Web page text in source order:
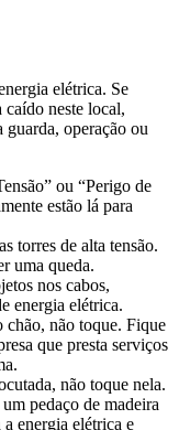
elétrica. Se
caído neste local,
guarda, operação ou
ou “Perigo de
estão lá para
torres de alta tensão.
uma queda.
nos cabos,
energia elétrica.
chão, não toque. Fique
que presta serviços
não toque nela.
pedaço de madeira
energia elétrica e